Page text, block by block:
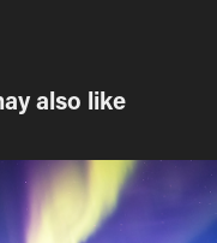
also like